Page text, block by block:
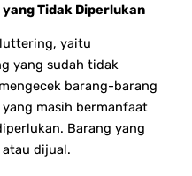
Tidak Diperlukan
yaitu
yang sudah tidak
barang-barang
masih bermanfaat
Barang yang
atau dijual.